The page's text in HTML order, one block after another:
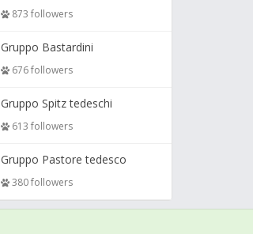
873 followers
Gruppo Bastardini
676 followers
Gruppo Spitz tedeschi
613 followers
Gruppo Pastore tedesco
380 followers